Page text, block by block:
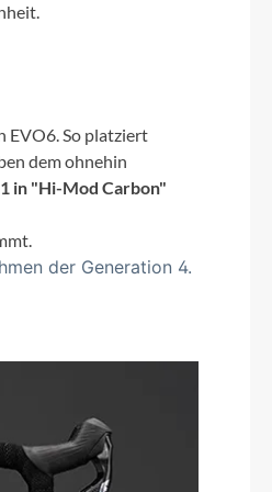
EVO6. So platziert
dem ohnehin
in "Hi-Mod Carbon"
der Generation 4.